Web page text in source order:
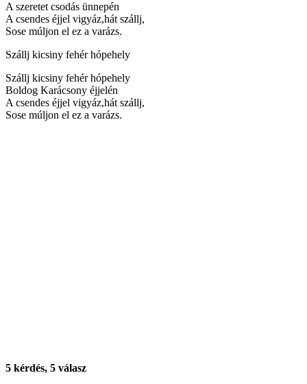
A szeretet csodás ünnepén
A csendes éjjel vigyáz,hát szállj,
Sose múljon el ez a varázs.
Szállj kicsiny fehér hópehely
Szállj kicsiny fehér hópehely
Boldog Karácsony éjjelén
A csendes éjjel vigyáz,hát szállj,
Sose múljon el ez a varázs.
5 kérdés, 5 válasz